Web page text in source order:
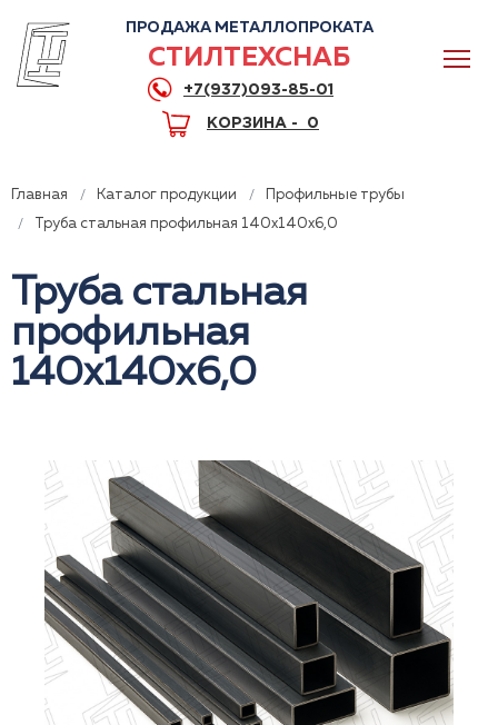
Горячая линия
ПРОДАЖА МЕТАЛЛОПРОКАТА
СТИЛТЕХСНАБ
+7(937)093-85-01
КОРЗИНА - 0
Главная Каталог продукции
Профильные трубы
Труба стальная профильная 140x140x6,0
Труба стальная
профильная
140x140x6,0